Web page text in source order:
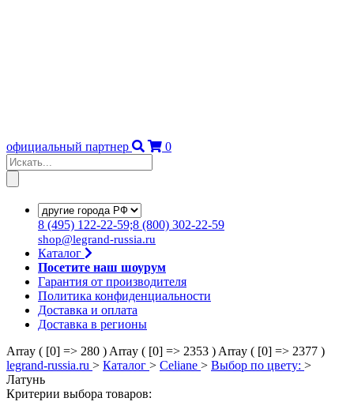
официальный партнер 0
8 (495) 122-22-59;8 (800) 302-22-59
shop@legrand-russia.ru
Каталог
Посетите наш шоурум
Гарантия от производителя
Политика конфиденциальности
Доставка и оплата
Доставка в регионы
Array ( [0] => 280 ) Array ( [0] => 2353 ) Array ( [0] => 2377 )
legrand-russia.ru > Каталог > Celiane > Выбор по цвету: >
Латунь
Критерии выбора товаров: